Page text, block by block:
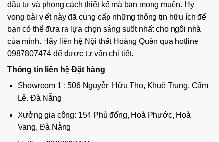
đầu tư và phong cách thiết kế mà bạn mong muốn. Hy
vọng bài viết này đã cung cấp những thông tin hữu ích để
bạn có thể đưa ra lựa chọn sáng suốt nhất cho ngôi nhà
của mình. Hãy liên hệ Nội thất Hoàng Quân qua hotline
0987807474 để được tư vấn chi tiết.
Thông tin liên hệ Đặt hàng
Showroom 1 : 506 Nguyễn Hữu Thọ, Khuê Trung, Cẩm
Lệ, Đà Nẵng
Xưởng gia công: 154 Phù đổng, Hoà Phước, Hoà
Vang, Đà Nẵng